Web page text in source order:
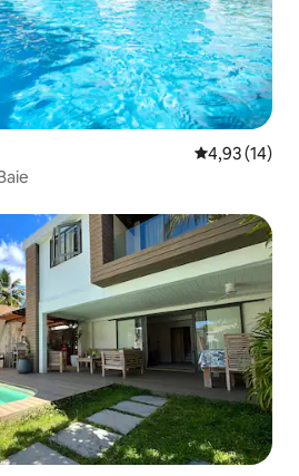
Vlerësimi
4,93 (14)